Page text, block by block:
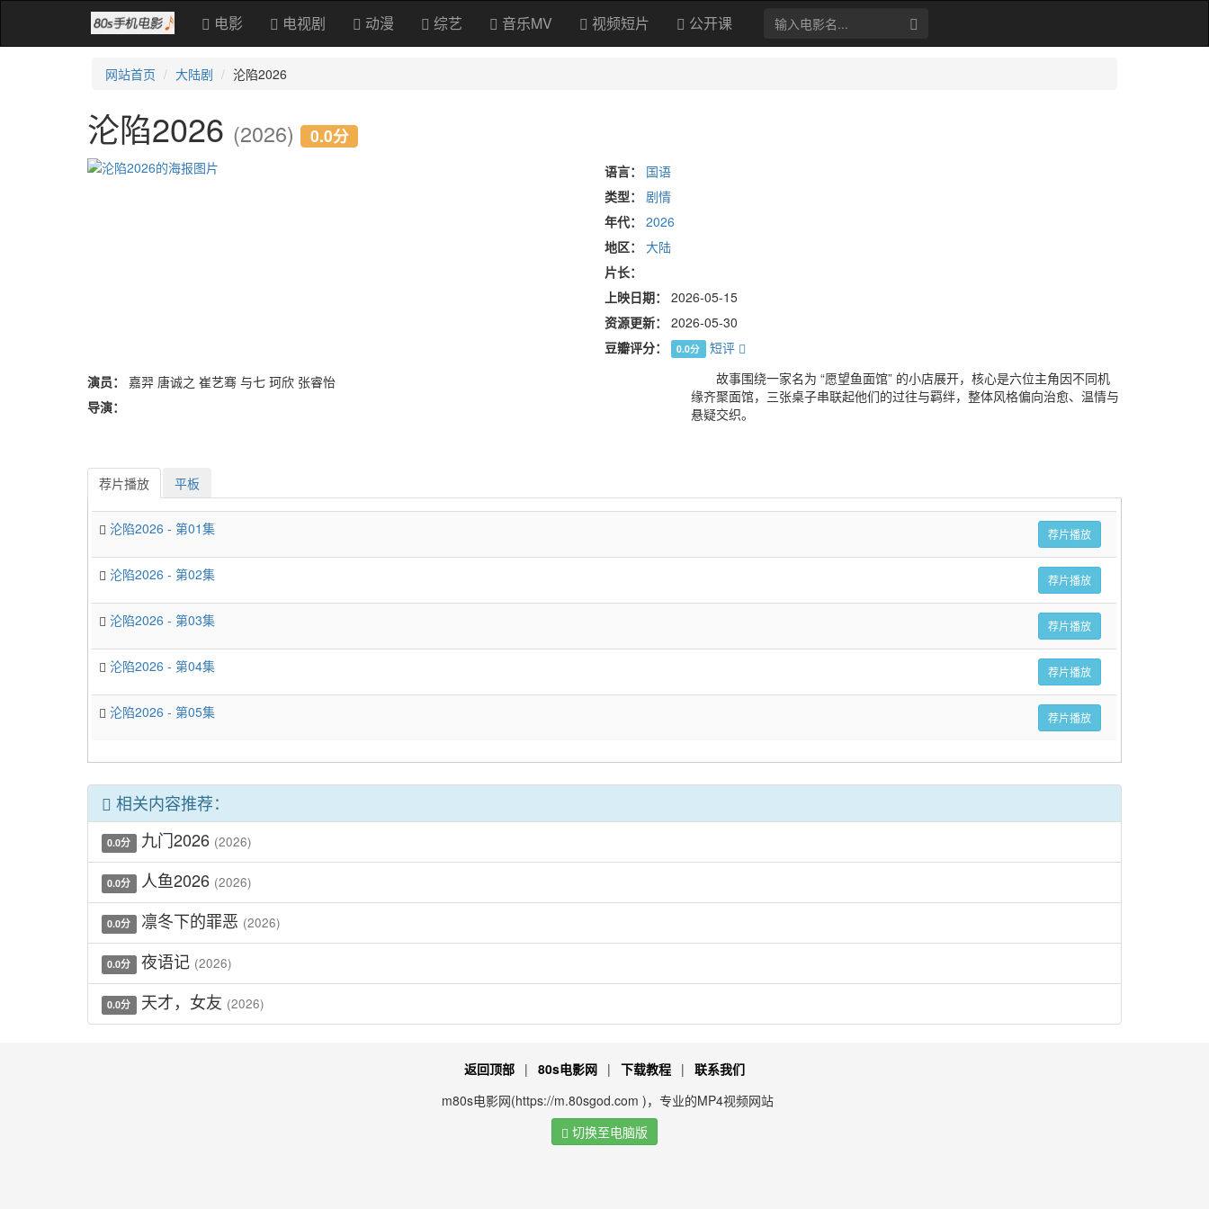
电影 电视剧 动漫 综艺 音乐MV 视频短片 公开课
网站首页 大陆剧 沦陷2026
沦陷2026 (2026) 0.0分
语言：
国语
类型：
剧情
年代：
2026
地区：
大陆
片长：
上映日期：
2026-05-15
资源更新：
2026-05-30
豆瓣评分：
0.0分
短评
演员：
嘉羿 唐诚之 崔艺骞 与七 珂欣 张睿怡
导演：
故事围绕一家名为 “愿望鱼面馆” 的小店展开，核心是六位主角因不同机
缘齐聚面馆，三张桌子串联起他们的过往与羁绊，整体风格偏向治愈、温情与
悬疑交织。
荐片播放 平板
沦陷2026 - 第01集 荐片播放
沦陷2026 - 第02集 荐片播放
沦陷2026 - 第03集 荐片播放
沦陷2026 - 第04集 荐片播放
沦陷2026 - 第05集 荐片播放
相关内容推荐：
0.0分 九门2026 (2026)
0.0分 人鱼2026 (2026)
0.0分 凛冬下的罪恶 (2026)
0.0分 夜语记 (2026)
0.0分 天才，女友 (2026)
返回顶部 | 80s电影网 | 下载教程 | 联系我们
m80s电影网(https://m.80sgod.com )，专业的MP4视频网站
切换至电脑版